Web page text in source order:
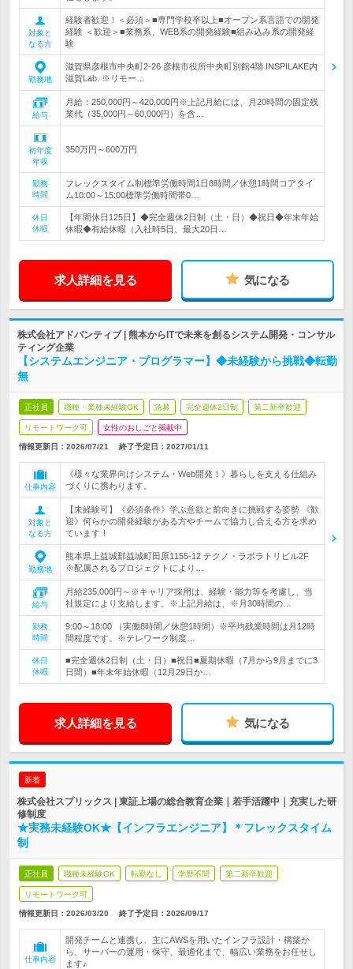
対象と
なる方
経験者歓迎！＜必須＞■専門学校卒以上■オープン系言語での開発
経験 ＜歓迎＞■業務系、WEB系の開発経験■組み込み系の開発経
験
勤務地
滋賀県彦根市中央町2-26 彦根市役所中央町別館4階 INSPILAKE内
滋賀Lab. ※リモー…
給与
月給：250,000円～420,000円※上記月給には、月20時間の固定残
業代（35,000円～60,000円）を含…
初年度
年収
350万円～600万円
勤務
時間
フレックスタイム制標準労働時間1日8時間／休憩1時間コアタイ
ム10:00～15:00標準労働時間帯0…
休日
休暇
【年間休日125日】◆完全週休2日制（土・日）◆祝日◆年末年始
休暇◆有給休暇（入社時5日、最大20日…
求人詳細を見る 気になる
株式会社アドバンティブ | 熊本からITで未来を創るシステム開発・コンサル
ティング企業
【システムエンジニア・プログラマー】◆未経験から挑戦◆転勤
無
正社員 職種・業種未経験OK 急募 完全週休2日制 第二新卒歓迎
リモートワーク可 女性のおしごと掲載中
情報更新日：2026/07/21 終了予定日： 2027/01/11
仕事内容
《様々な業界向けシステム・Web開発！》暮らしを支える仕組み
づくりに携わります。
対象と
なる方
【未経験可】《必須条件》学ぶ意欲と前向きに挑戦する姿勢 《歓
迎》何らかの開発経験がある方やチームで協力し合える方を求め
ています！
勤務地
熊本県上益城郡益城町田原1155-12 テクノ・ラボラトリビル2F
※配属されるプロジェクトにより…
給与
月給235,000円～※キャリア採用は、経験・能力等を考慮し、当
社規定により支給します。※上記月給は、※月30時間の…
勤務
時間
9:00～18:00 （実働8時間／休憩1時間）※平均残業時間は月12時
間程度です。※テレワーク制度…
休日
休暇
■完全週休2日制（土・日）■祝日■夏期休暇（7月から9月までに3
日間）■年末年始休暇（12月29日か…
求人詳細を見る 気になる
新着
株式会社スプリックス | 東証上場の総合教育企業｜若手活躍中｜充実した研
修制度
★実務未経験OK★【インフラエンジニア】＊フレックスタイム
制
正社員 職種未経験OK 転勤なし 学歴不問 第二新卒歓迎
リモートワーク可
情報更新日：2026/03/20 終了予定日： 2026/09/17
仕事内容
開発チームと連携し、主にAWSを用いたインフラ設計・構築か
ら、サーバーの運用・保守、最適化まで、幅広い業務をお任せし
ます♪